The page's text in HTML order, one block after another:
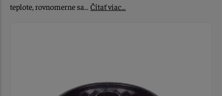
teplote, rovnomerne sa… Čítať viac…